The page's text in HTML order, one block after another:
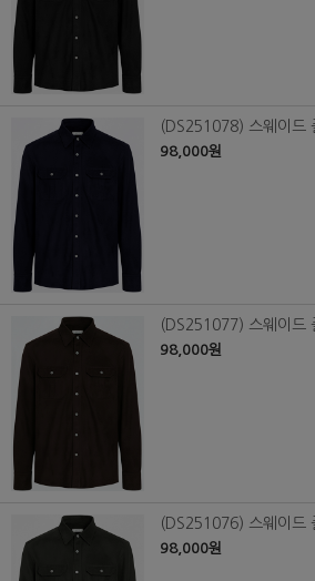
(DS251078) 스웨이드
98,000원
(DS251077) 스웨이드
98,000원
(DS251076) 스웨이드
98,000원